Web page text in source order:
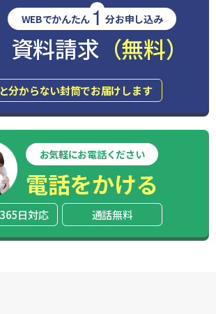
WEBでかんたん 1 分お申し込み
資料請求 （無料）
分からない封筒でお届けします
お気軽にお電話ください
電話をかける
日対応 通話無料